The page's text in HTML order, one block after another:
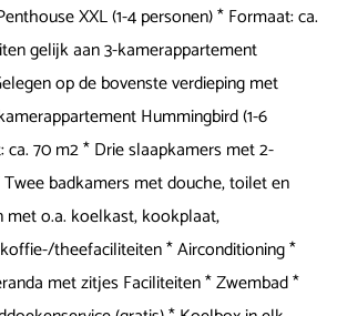
XXL (1-4 personen) * Formaat: ca.
gelijk aan 3-kamerappartement
op de bovenste verdieping met
Hummingbird (1-6
ca. 70 m2 * Drie slaapkamers met 2-
badkamers met douche, toilet en
met o.a. koelkast, kookplaat,
theefaciliteiten * Airconditioning *
met zitjes Faciliteiten * Zwembad *